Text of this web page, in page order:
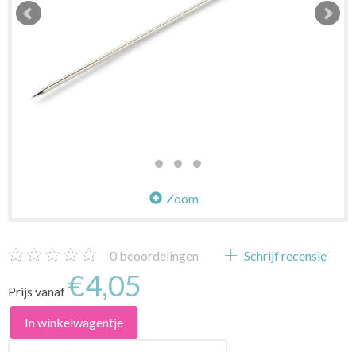
Zoom
0 beoordelingen Schrijf recensie
Prijs vanaf €4,05
In winkelwagentje